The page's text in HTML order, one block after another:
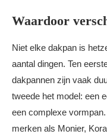
Waardoor
Niet elke dakpan is
aantal dingen. Ten
dakpannen zijn vaak
tweede het model: een
een complexe
merken als Monier,